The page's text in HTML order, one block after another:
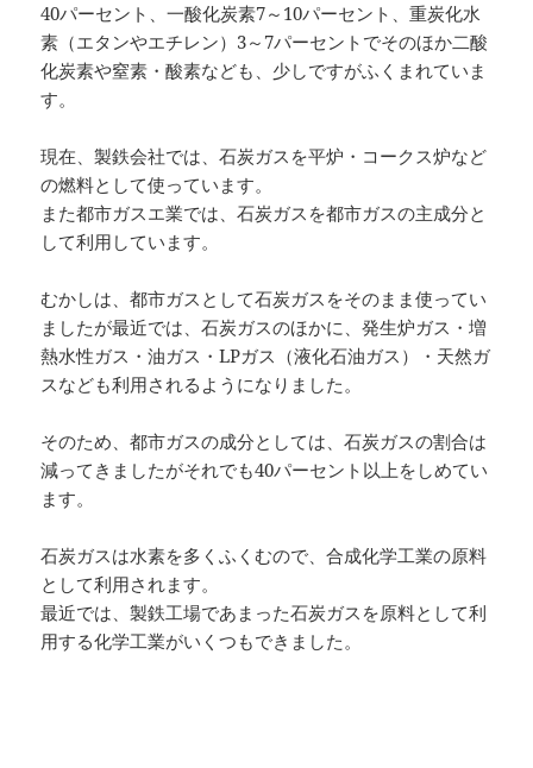
40パーセント、一酸化炭素7～10パーセント、重炭化水
素（エタンやエチレン）3～7パーセントでそのほか二酸
化炭素や窒素・酸素なども、少しですがふくまれていま
す。
現在、製鉄会社では、石炭ガスを平炉・コークス炉など
の燃料として使っています。
また都市ガスエ業では、石炭ガスを都市ガスの主成分と
して利用しています。
むかしは、都市ガスとして石炭ガスをそのまま使ってい
ましたが最近では、石炭ガスのほかに、発生炉ガス・増
熱水性ガス・油ガス・LPガス（液化石油ガス）・天然ガ
スなども利用されるようになりました。
そのため、都市ガスの成分としては、石炭ガスの割合は
減ってきましたがそれでも40パーセント以上をしめてい
ます。
石炭ガスは水素を多くふくむので、合成化学工業の原料
として利用されます。
最近では、製鉄工場であまった石炭ガスを原料として利
用する化学工業がいくつもできました。